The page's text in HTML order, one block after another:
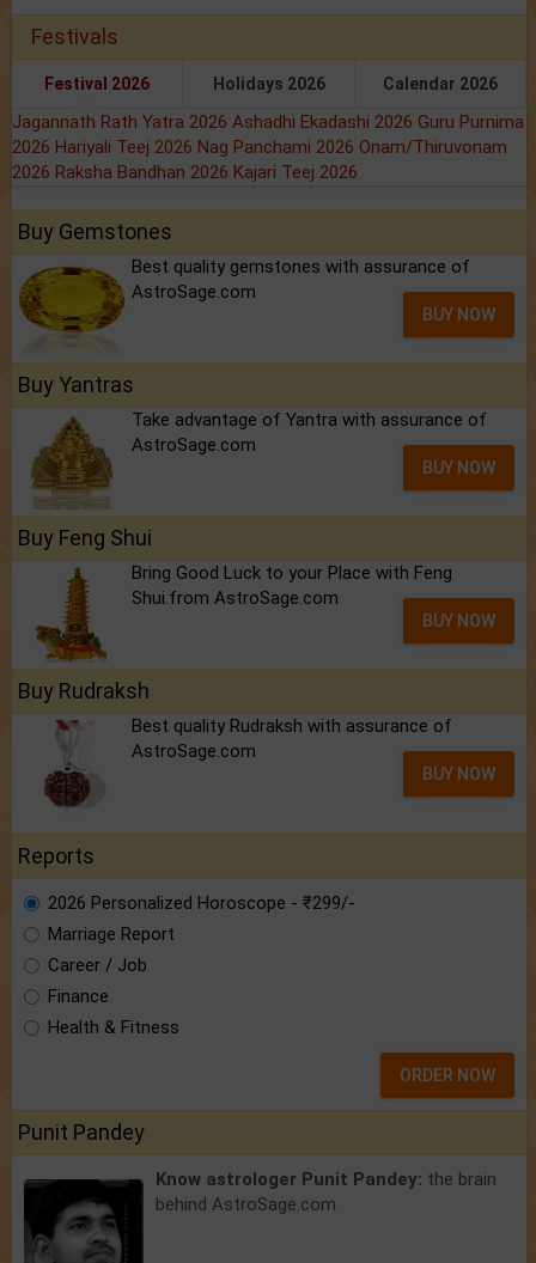
Festivals
Festival 2026 Holidays 2026 Calendar 2026
Jagannath Rath Yatra 2026 Ashadhi Ekadashi 2026 Guru Purnima
2026 Hariyali Teej 2026 Nag Panchami 2026 Onam/Thiruvonam
2026 Raksha Bandhan 2026 Kajari Teej 2026
Buy Gemstones
Best quality gemstones with assurance of
AstroSage.com
BUY NOW
Buy Yantras
Take advantage of Yantra with assurance of
AstroSage.com
BUY NOW
Buy Feng Shui
Bring Good Luck to your Place with Feng
Shui.from AstroSage.com
BUY NOW
Buy Rudraksh
Best quality Rudraksh with assurance of
AstroSage.com
BUY NOW
Reports
2026 Personalized Horoscope - ₹299/-
Marriage Report
Career / Job
Finance
Health & Fitness
ORDER NOW
Punit Pandey
Know astrologer Punit Pandey: the brain
behind AstroSage.com